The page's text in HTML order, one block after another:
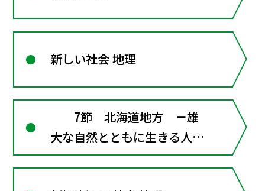
新しい社会 地理
7節 北海道地方 －雄
大な自然とともに生きる人々
の暮らし－